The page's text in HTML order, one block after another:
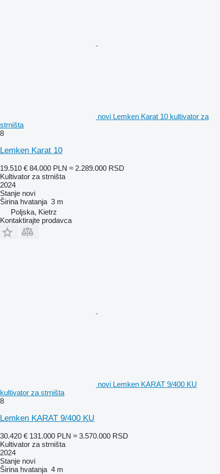
novi Lemken Karat 10 kultivator za
strništa
8
Lemken Karat 10
19.510 € 84.000 PLN ≈ 2.289.000 RSD
Kultivator za strništa
2024
Stanje novi
Širina hvatanja 3 m
Poljska, Kietrz
Kontaktirajte prodavca
novi Lemken KARAT 9/400 KU
kultivator za strništa
8
Lemken KARAT 9/400 KU
30.420 € 131.000 PLN ≈ 3.570.000 RSD
Kultivator za strništa
2024
Stanje novi
Širina hvatanja 4 m